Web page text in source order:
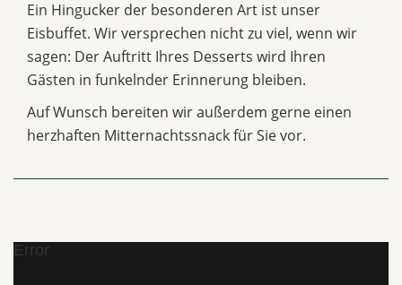
Ein Hingucker der besonderen Art ist unser
Eisbuffet. Wir versprechen nicht zu viel, wenn wir
sagen: Der Auftritt Ihres Desserts wird Ihren
Gästen in funkelnder Erinnerung bleiben.
Auf Wunsch bereiten wir außerdem gerne einen
herzhaften Mitternachtssnack für Sie vor.
Error